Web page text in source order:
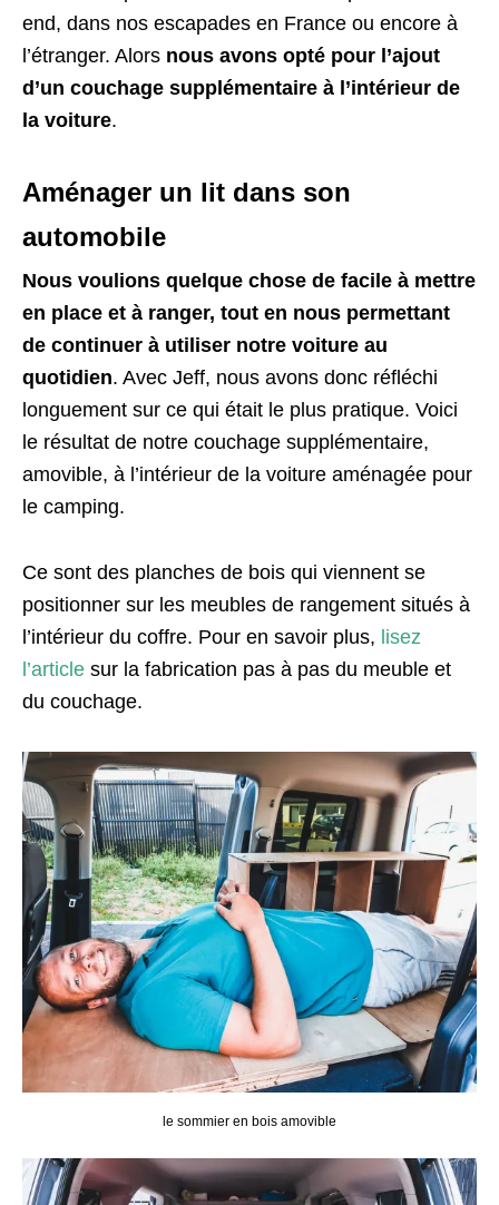
end, dans nos escapades en France ou encore à
l’étranger. Alors nous avons opté pour l’ajout
d’un couchage supplémentaire à l’intérieur de
la voiture.
Aménager un lit dans son
automobile
Nous voulions quelque chose de facile à mettre
en place et à ranger, tout en nous permettant
de continuer à utiliser notre voiture au
quotidien. Avec Jeff, nous avons donc réfléchi
longuement sur ce qui était le plus pratique. Voici
le résultat de notre couchage supplémentaire,
amovible, à l’intérieur de la voiture aménagée pour
le camping.
Ce sont des planches de bois qui viennent se
positionner sur les meubles de rangement situés à
l’intérieur du coffre. Pour en savoir plus, lisez
l’article sur la fabrication pas à pas du meuble et
du couchage.
le sommier en bois amovible